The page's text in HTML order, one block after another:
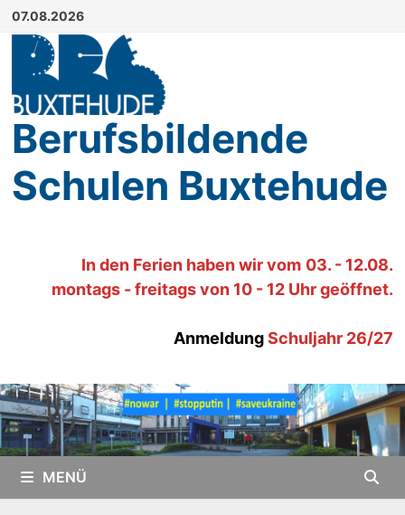
Zum
Inhalt
springen
07.08.2026
Berufsbildende
Schulen Buxtehude
In den Ferien haben wirvom 03. - 12.08.
montags - freitags von 10 - 12 Uhr geöffnet.
AnmeldungSchuljahr 26/27
MENÜ